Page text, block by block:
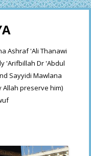
Ashraf 'Ali Thanawi
'Arifbillah Dr 'Abdul
Sayyidi Mawlana
Allah preserve him)